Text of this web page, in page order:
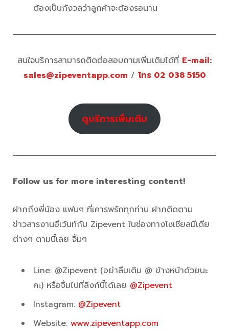
ต้องเป็นกังวลว่าลูกค้าจะต้องรอนาน
สนใจบริการสามารถติดต่อสอบถามเพิ่มเติมได้ที่ E-mail:
sales@zipeventapp.com / โทร 02 038 5150
ดูบริการเพิ่มเติม
Follow us for more interesting content!
ฝากถึงพี่น้อง แฟนๆ ที่เคารพรักทุกท่าน ฝากติดตาม
ข่าวสารงานอีเว้นท์กับ Zipevent ในช่องทางโซเชียลมีเดีย
ต่างๆ ตามนี้เลย จิ้มๆ
Line: @Zipevent (อย่าลืมเติม @ ข้างหน้าด้วยนะ
คะ) หรือจิ้มไปที่ลิงก์นี้ได้เลย @Zipevent
Instagram: @Zipevent
Website: www.zipeventapp.com